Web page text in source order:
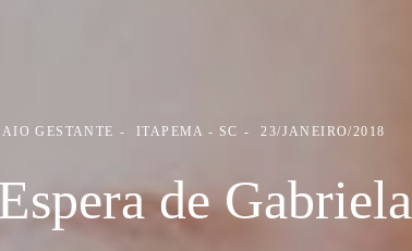
GESTANTE ITAPEMA - SC 23/JANEIRO/2018
de Gabriela